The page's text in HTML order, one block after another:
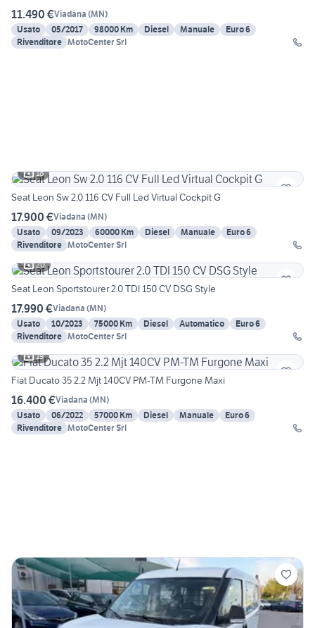
11.490 €Viadana (MN)
Usato
05/2017 98000 Km Diesel Manuale
Euro 6
Rivenditore MotoCenter Srl
18
Seat Leon Sw 2.0 116 CV Full Led Virtual Cockpit G
17.900 €Viadana (MN)
Usato
09/2023 60000 Km Diesel Manuale
Euro 6
Rivenditore MotoCenter Srl
20
Seat Leon Sportstourer 2.0 TDI 150 CV DSG Style
17.990 €Viadana (MN)
Usato
10/2023 75000 Km Diesel Automatico
Euro 6
Rivenditore MotoCenter Srl
19
Fiat Ducato 35 2.2 Mjt 140CV PM-TM Furgone Maxi
16.400 €Viadana (MN)
Usato
06/2022 57000 Km Diesel Manuale
Euro 6
Rivenditore MotoCenter Srl